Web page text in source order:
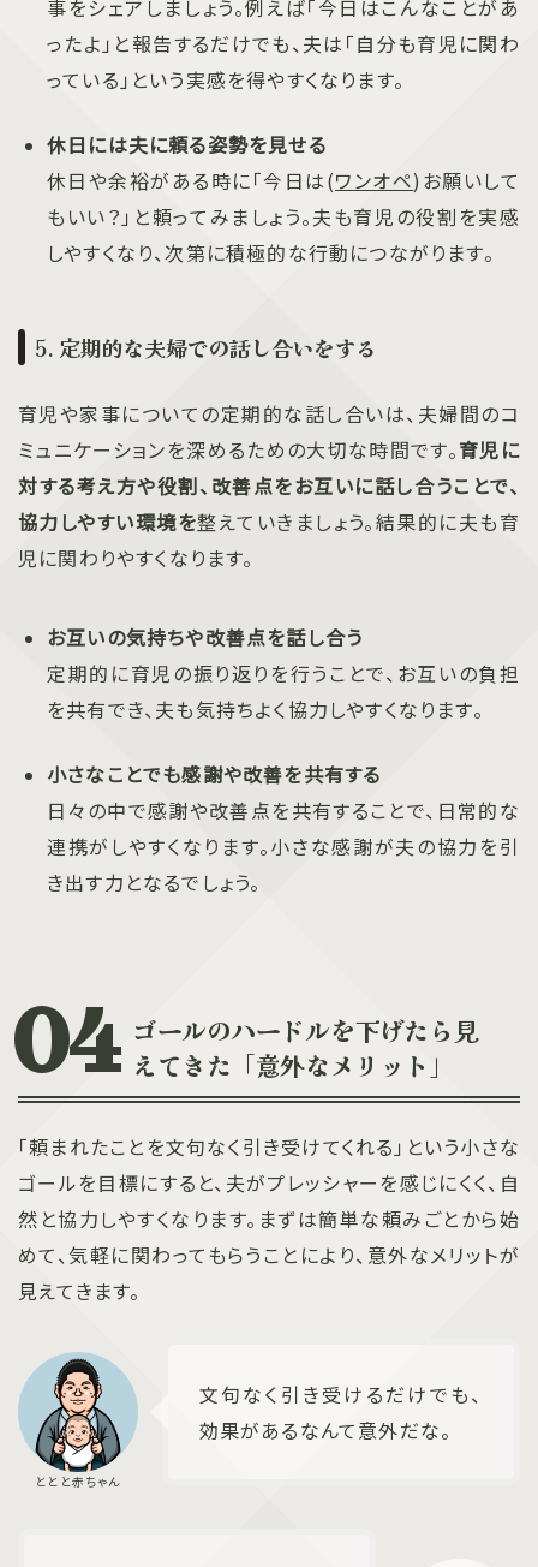
事をシェアしましょう。例えば「今日はこんなことがあ
ったよ」と報告するだけでも、夫は「自分も育児に関わ
っている」という実感を得やすくなります。
休日には夫に頼る姿勢を見せる
休日や余裕がある時に「今日は(ワンオペ)お願いして
もいい？」と頼ってみましょう。夫も育児の役割を実感
しやすくなり、次第に積極的な行動につながります。
5. 定期的な夫婦での話し合いをする
育児や家事についての定期的な話し合いは、夫婦間のコ
ミュニケーションを深めるための大切な時間です。育児に
対する考え方や役割、改善点をお互いに話し合うことで、
協力しやすい環境を整えていきましょう。結果的に夫も育
児に関わりやすくなります。
お互いの気持ちや改善点を話し合う
定期的に育児の振り返りを行うことで、お互いの負担
を共有でき、夫も気持ちよく協力しやすくなります。
小さなことでも感謝や改善を共有する
日々の中で感謝や改善点を共有することで、日常的な
連携がしやすくなります。小さな感謝が夫の協力を引
き出す力となるでしょう。
ゴールのハードルを下げたら見
えてきた「意外なメリット」
「頼まれたことを文句なく引き受けてくれる」という小さな
ゴールを目標にすると、夫がプレッシャーを感じにくく、自
然と協力しやすくなります。まずは簡単な頼みごとから始
めて、気軽に関わってもらうことにより、意外なメリットが
見えてきます。
文句なく引き受けるだけでも、
効果があるなんて意外だな。